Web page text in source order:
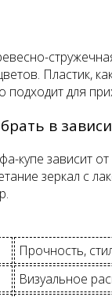
Пластик,
подходит для
в
купе зависит
зеркал с
Прочность,
Визуальное